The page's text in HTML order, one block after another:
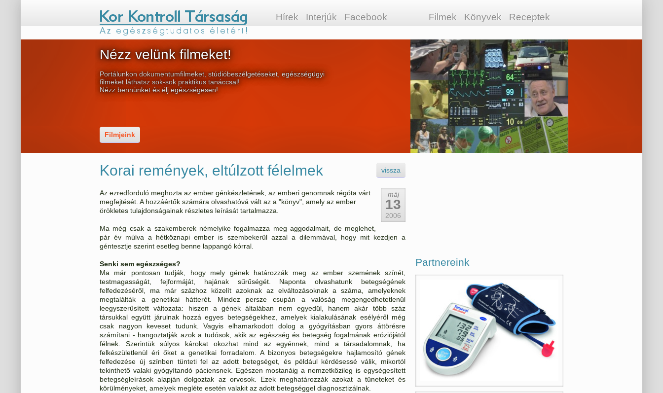
Hírek Interjúk Facebook Filmek Könyvek Receptek
Nézz velünk filmeket!
Portálunkon dokumentumfilmeket, stúdióbeszélgetéseket, egészségügyi
filmeket láthatsz sok-sok praktikus tanáccsal!
Nézz bennünket és élj egészségesen!
Filmjeink
vissza
Korai remények, eltúlzott félelmek
máj
13
2006
Az ezredforduló meghozta az ember génkészletének, az emberi genomnak régóta várt
megfejtését. A hozzáértők számára olvashatóvá vált az a "könyv", amely az ember
örökletes tulajdonságainak részletes leírását tartalmazza.
Ma még csak a szakemberek némelyike fogalmazza meg aggodalmait, de meglehet,
pár év múlva a hétköznapi ember is szembekerül azzal a dilemmával, hogy mit kezdjen a
géntesztje szerint esetleg benne lappangó kórral.
Senki sem egészséges?
Ma már pontosan tudják, hogy mely gének határozzák meg az ember szemének színét,
testmagasságát, fejformáját, hajának sűrűségét. Naponta olvashatunk betegségének
felfedezéséről, ma már százhoz közelít azoknak az elváltozásoknak a száma, amelyeknek
megtalálták a genetikai hátterét. Mindez persze csupán a valóság megengedhetetlenül
leegyszerűsített változata: hiszen a gének általában nem egyedül, hanem akár több száz
társukkal együtt járulnak hozzá egyes betegségekhez, amelyek kialakulásának esélyéről még
csak nagyon keveset tudunk. Vagyis elhamarkodott dolog a gyógyításban gyors áttörésre
számítani - hangoztatják azok a tudósok, akik az egészség és betegség fogalmának eróziójától
félnek. Szerintük súlyos károkat okozhat mind az egyénnek, mind a társadalomnak, ha
felkészületlenül éri őket a genetikai forradalom. A bizonyos betegségekre hajlamosító gének
felfedezése új színben tünteti fel az adott betegséget, és például kérdésessé válik, mikortól
tekinthető valaki gyógyítandó páciensnek. Egészen mostanáig a nemzetközileg is egységesített
betegségleírások alapján dolgoztak az orvosok. Ezek meghatározzák azokat a tüneteket és
körülményeket, amelyek megléte esetén valakit az adott betegséggel diagnosztizálnak.
Partnereink